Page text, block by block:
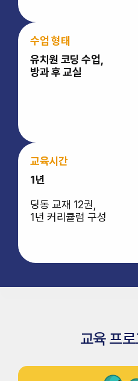
수업 형태
유치원 코딩 수업,
방과 후 교실
교육시간
1년
딩동 교재 12권,
1년 커리큘럼 구성
교육 프